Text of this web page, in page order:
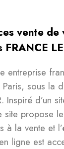
vente de
FRANCE
entreprise
sous la
Inspiré d’un
site propose
à la vente et
ligne est